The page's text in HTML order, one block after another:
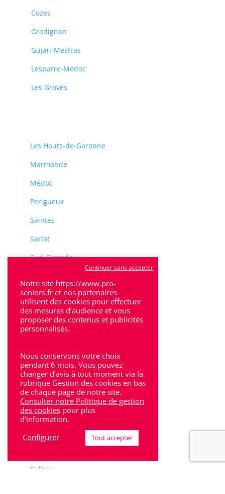
Cozes
Gradignan
Gujan-Mestras
Lesparre-Médoc
Les Graves
Les Hauts-de-Garonne
Marmande
Médoc
Perigueux
Saintes
Sarlat
Sud-Gironde
Tulle
Villeneuve-Sur-Lot
Rhône-Alpes
Bron
Lyon
Calluire
Notre site https://www.pro-
seniors.fr et nos partenaires
utilisent des cookies pour effectuer
des mesures d’audience et vous
proposer des contenus et publicités
personnalisés.
Nous conservons votre choix
pendant 6 mois. Vous pouvez
changer d’avis à tout moment via la
rubrique Gestion des cookies en bas
de chaque page de notre site.
Consulter notre Politique de gestion
des cookies pour plus
d’information.
Configurer
Continuer sans accepter
Tout accepter